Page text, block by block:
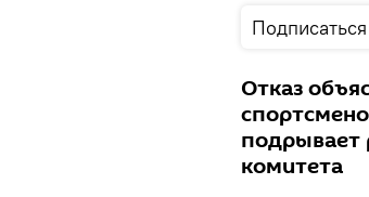
Подписаться
Отказ
подрывает
комитета